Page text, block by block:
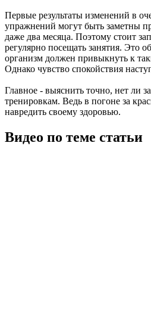
Первые результаты изменений в
упражнений могут быть заметны
даже два месяца. Поэтому стоит
регулярно посещать занятия. Это
организм должен привыкнуть к
Однако чувство спокойствия
Главное - выяснить точно, нет ли
тренировкам. Ведь в погоне за
навредить своему здоровью.
Видео по теме статьи